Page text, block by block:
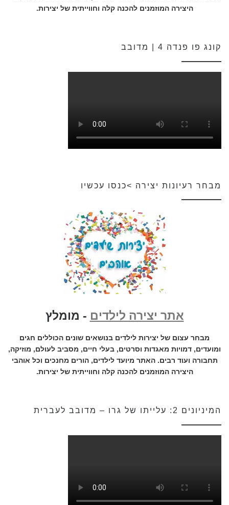
היצירה המוזמנים להכנה קלה וחווייתית של יצירות.
קונג פו פנדה 4 | מדובב
מבחר רעיונות יצירה >כנסו עכשיו
אתר יצירה לילדים - מומלץ
מבחר עצום של יצירות לילדים בנושאים שונים הכוללים חגים
ומועדים, דמויות מאגדות וסרטים, בעלי חיים, מסביב לעולם, מוזיקה,
תחבורה ועוד רבים. האתר מיועד לילדים, הורים מחנכים וכל אוהבי
היצירה המוזמנים להכנה קלה וחווייתית של יצירות.
המיניונים 2: עלייתו של גרו – מדובב לעברית